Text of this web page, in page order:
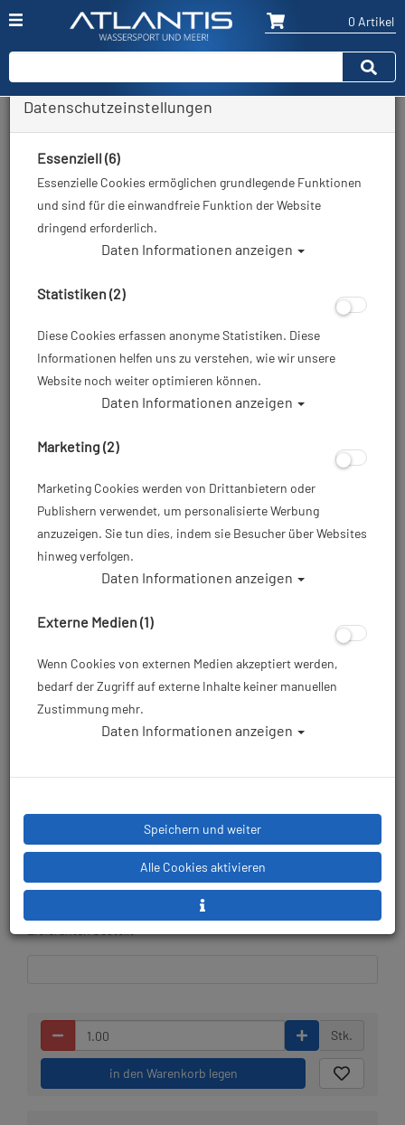
0 Artikel
Zurück
Tauchmaske - Orange Schwarz
94,95 €*
Lieferbar in 1-2 Wochen,
der Artikel wird nach
Stk.
in den Warenkorb legen
Datenschutzeinstellungen
Essenziell (6)
Essenzielle Cookies ermöglichen grundlegende Funktionen
und sind für die einwandfreie Funktion der Website
dringend erforderlich.
Daten Informationen anzeigen
Statistiken (2)
Diese Cookies erfassen anonyme Statistiken. Diese
Informationen helfen uns zu verstehen, wie wir unsere
Website noch weiter optimieren können.
Daten Informationen anzeigen
Marketing (2)
Marketing Cookies werden von Drittanbietern oder
Publishern verwendet, um personalisierte Werbung
anzuzeigen. Sie tun dies, indem sie Besucher über Websites
hinweg verfolgen.
Daten Informationen anzeigen
Externe Medien (1)
Wenn Cookies von externen Medien akzeptiert werden,
bedarf der Zugriff auf externe Inhalte keiner manuellen
Zustimmung mehr.
Daten Informationen anzeigen
Speichern und weiter
Alle Cookies aktivieren